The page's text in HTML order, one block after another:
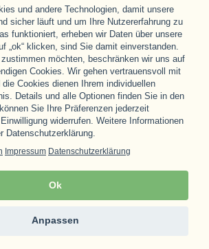
Unsere Partner
und andere Technologien, damit unsere
sicher läuft und um Ihre Nutzererfahrung zu
funktioniert, erheben wir Daten über unsere
„ok“ klicken, sind Sie damit einverstanden.
möchten, beschränken wir uns auf
Cookies. Wir gehen vertrauensvoll mit
die Cookies dienen Ihrem individuellen
Details und alle Optionen finden Sie in den
Sie Ihre Präferenzen jederzeit
widerrufen. Weitere Informationen
Datenschutzerklärung.
Impressum Datenschutzerklärung
Ok
Anpassen